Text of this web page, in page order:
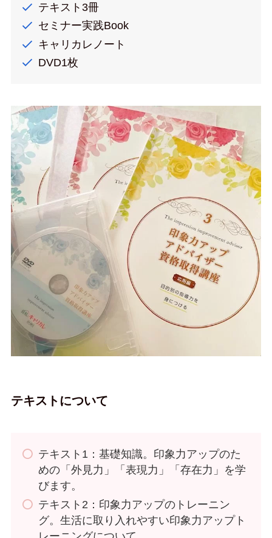
テキスト3冊
セミナー実践Book
キャリカレノート
DVD1枚
テキストについて
テキスト1：基礎知識。印象力アップのた
めの「外見力」「表現力」「存在力」を学
びます。
テキスト2：印象力アップのトレーニン
グ。生活に取り入れやすい印象力アップト